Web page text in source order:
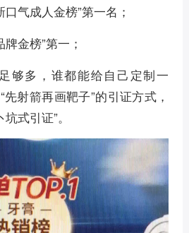
气成人金榜”第一名；
金榜”第一；
够多，谁都能给自己定制一
先射箭再画靶子”的引证方式，
式引证”。